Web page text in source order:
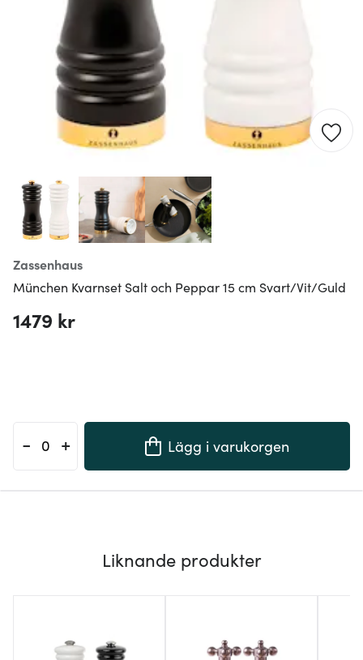
Zassenhaus
München Kvarnset Salt och Peppar 15 cm Svart/Vit/Guld
1479 kr
- + Lägg i varukorgen
Liknande produkter